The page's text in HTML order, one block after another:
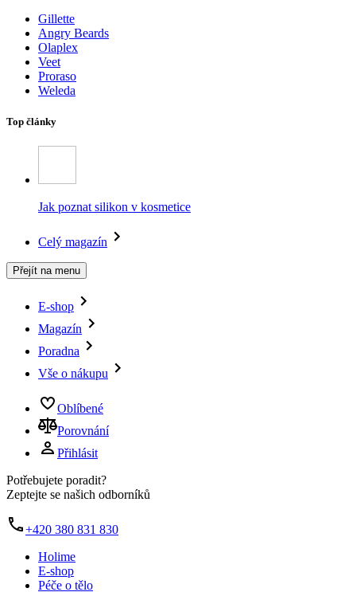
Gillette
Angry Beards
Olaplex
Veet
Proraso
Weleda
Top články
Jak poznat silikon v kosmetice
Celý magazín
Přejít na menu
E-shop
Magazín
Poradna
Vše o nákupu
Oblíbené
Porovnání
Přihlásit
Potřebujete poradit?
Zeptejte se našich odborníků
+420 380 831 830
Holime
E-shop
Péče o tělo